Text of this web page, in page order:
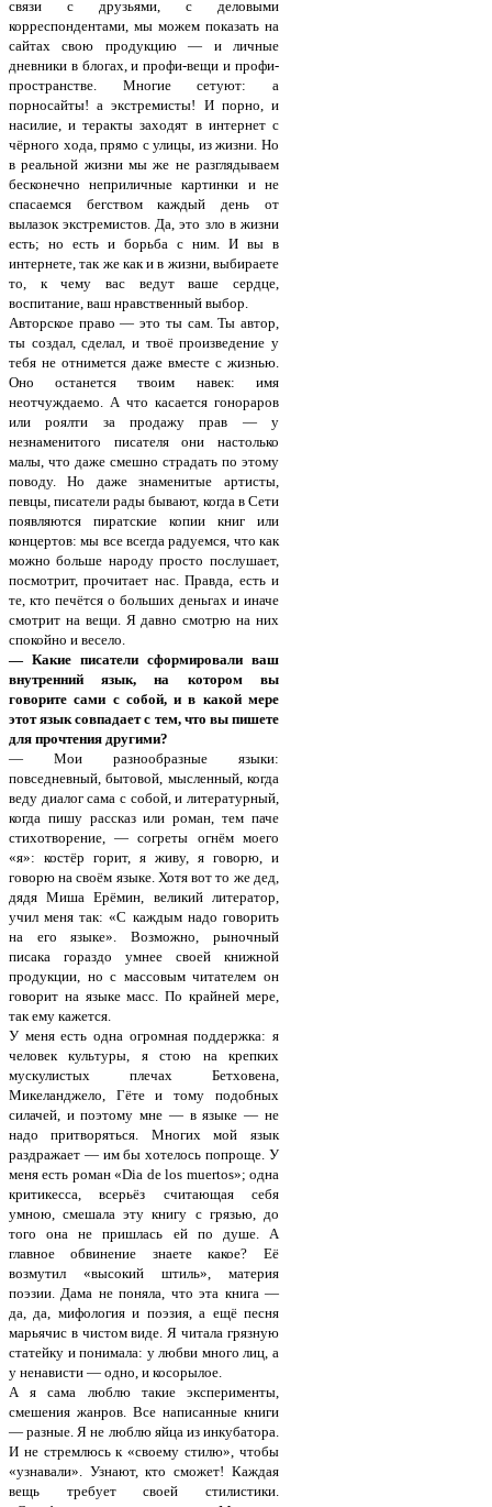
связи с друзьями, с деловыми
корреспондентами, мы можем показать на
сайтах свою продукцию — и личные
дневники в блогах, и профи-вещи и профи-
пространстве. Многие сетуют: а
порносайты! а экстремисты! И порно, и
насилие, и теракты заходят в интернет с
чёрного хода, прямо с улицы, из жизни. Но
в реальной жизни мы же не разглядываем
бесконечно неприличные картинки и не
спасаемся бегством каждый день от
вылазок экстремистов. Да, это зло в жизни
есть; но есть и борьба с ним. И вы в
интернете, так же как и в жизни, выбираете
то, к чему вас ведут ваше сердце,
воспитание, ваш нравственный выбор.
Авторское право — это ты сам. Ты автор,
ты создал, сделал, и твоё произведение у
тебя не отнимется даже вместе с жизнью.
Оно останется твоим навек: имя
неотчуждаемо. А что касается гонораров
или роялти за продажу прав — у
незнаменитого писателя они настолько
малы, что даже смешно страдать по этому
поводу. Но даже знаменитые артисты,
певцы, писатели рады бывают, когда в Сети
появляются пиратские копии книг или
концертов: мы все всегда радуемся, что как
можно больше народу просто послушает,
посмотрит, прочитает нас. Правда, есть и
те, кто печётся о больших деньгах и иначе
смотрит на вещи. Я давно смотрю на них
спокойно и весело.
— Какие писатели сформировали ваш
внутренний язык, на котором вы
говорите сами с собой, и в какой мере
этот язык совпадает с тем, что вы пишете
для прочтения другими?
— Мои разнообразные языки:
повседневный, бытовой, мысленный, когда
веду диалог сама с собой, и литературный,
когда пишу рассказ или роман, тем паче
стихотворение, — согреты огнём моего
«я»: костёр горит, я живу, я говорю, и
говорю на своём языке. Хотя вот то же дед,
дядя Миша Ерёмин, великий литератор,
учил меня так: «С каждым надо говорить
на его языке». Возможно, рыночный
писака гораздо умнее своей книжной
продукции, но с массовым читателем он
говорит на языке масс. По крайней мере,
так ему кажется.
У меня есть одна огромная поддержка: я
человек культуры, я стою на крепких
мускулистых плечах Бетховена,
Микеланджело, Гёте и тому подобных
силачей, и поэтому мне — в языке — не
надо притворяться. Многих мой язык
раздражает — им бы хотелось попроще. У
меня есть роман «Dia de los muertos»; одна
критикесса, всерьёз считающая себя
умною, смешала эту книгу с грязью, до
того она не пришлась ей по душе. А
главное обвинение знаете какое? Её
возмутил «высокий штиль», материя
поэзии. Дама не поняла, что эта книга —
да, да, мифология и поэзия, а ещё песня
марьячис в чистом виде. Я читала грязную
статейку и понимала: у любви много лиц, а
у ненависти — одно, и косорылое.
А я сама люблю такие эксперименты,
смешения жанров. Все написанные книги
— разные. Я не люблю яйца из инкубатора.
И не стремлюсь к «своему стилю», чтобы
«узнавали». Узнают, кто сможет! Каждая
вещь требует своей стилистики.